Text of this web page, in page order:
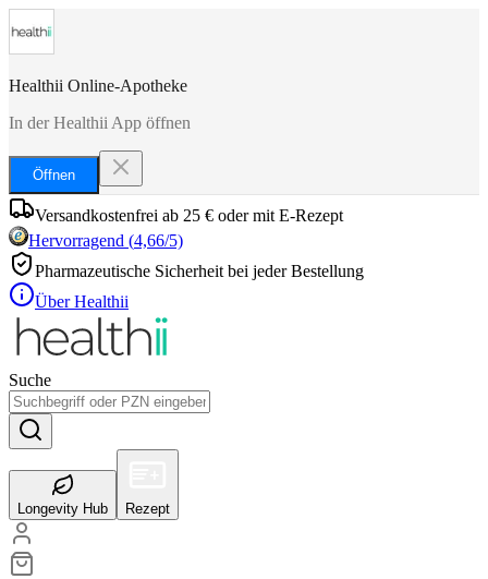
Healthii Online-Apotheke
In der Healthii App öffnen
Öffnen
Versandkostenfrei ab 25 € oder mit E-Rezept
Hervorragend (4,66/5)
Pharmazeutische Sicherheit bei jeder Bestellung
Über Healthii
Suche
Longevity Hub Rezept